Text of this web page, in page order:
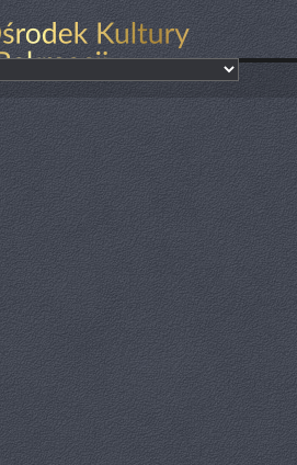
Trela, Kacper Trela
dzieci w sferze intelektualnej,
postrzegania rzeczywistości,
muzyczną. Kształtuje pamięć
i zdolności manualne.
uczeń zapoznaje się z instrumentem,
układu i stopniowo poznaje alfabet nut,
instruktora rozczytywać nowe utwory
jest do potrzeb i umiejętności
się w indywidualnie ustalonych